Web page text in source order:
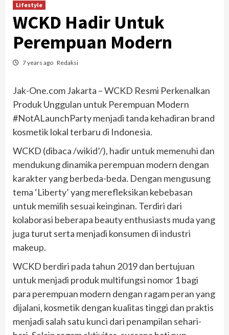
Lifestyle
WCKD Hadir Untuk
Perempuan Modern
7 years ago Redaksi
Jak-One.com Jakarta – WCKD Resmi Perkenalkan
Produk Unggulan untuk Perempuan Modern
#NotALaunchParty menjadi tanda kehadiran brand
kosmetik lokal terbaru di Indonesia.
WCKD (dibaca /wikid’/), hadir untuk memenuhi dan
mendukung dinamika perempuan modern dengan
karakter yang berbeda-beda. Dengan mengusung
tema ‘Liberty’ yang merefleksikan kebebasan
untuk memilih sesuai keinginan. Terdiri dari
kolaborasi beberapa beauty enthusiasts muda yang
juga turut serta menjadi konsumen di industri
makeup.
WCKD berdiri pada tahun 2019 dan bertujuan
untuk menjadi produk multifungsi nomor 1 bagi
para perempuan modern dengan ragam peran yang
dijalani, kosmetik dengan kualitas tinggi dan praktis
menjadi salah satu kunci dari penampilan sehari-